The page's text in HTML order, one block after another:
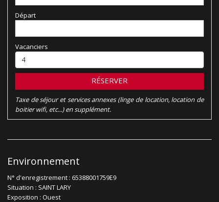
Départ
Vacanciers
RÉSERVER
Taxe de séjour et services annexes (linge de location, location de
boitier wifi, etc...) en supplément.
Environnement
N° d'enregistrement : 65388001759E9
Situation : SAINT LARY
Exposition : Ouest